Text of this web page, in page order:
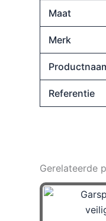
Maat
Merk
Referentie
Gerelateerde